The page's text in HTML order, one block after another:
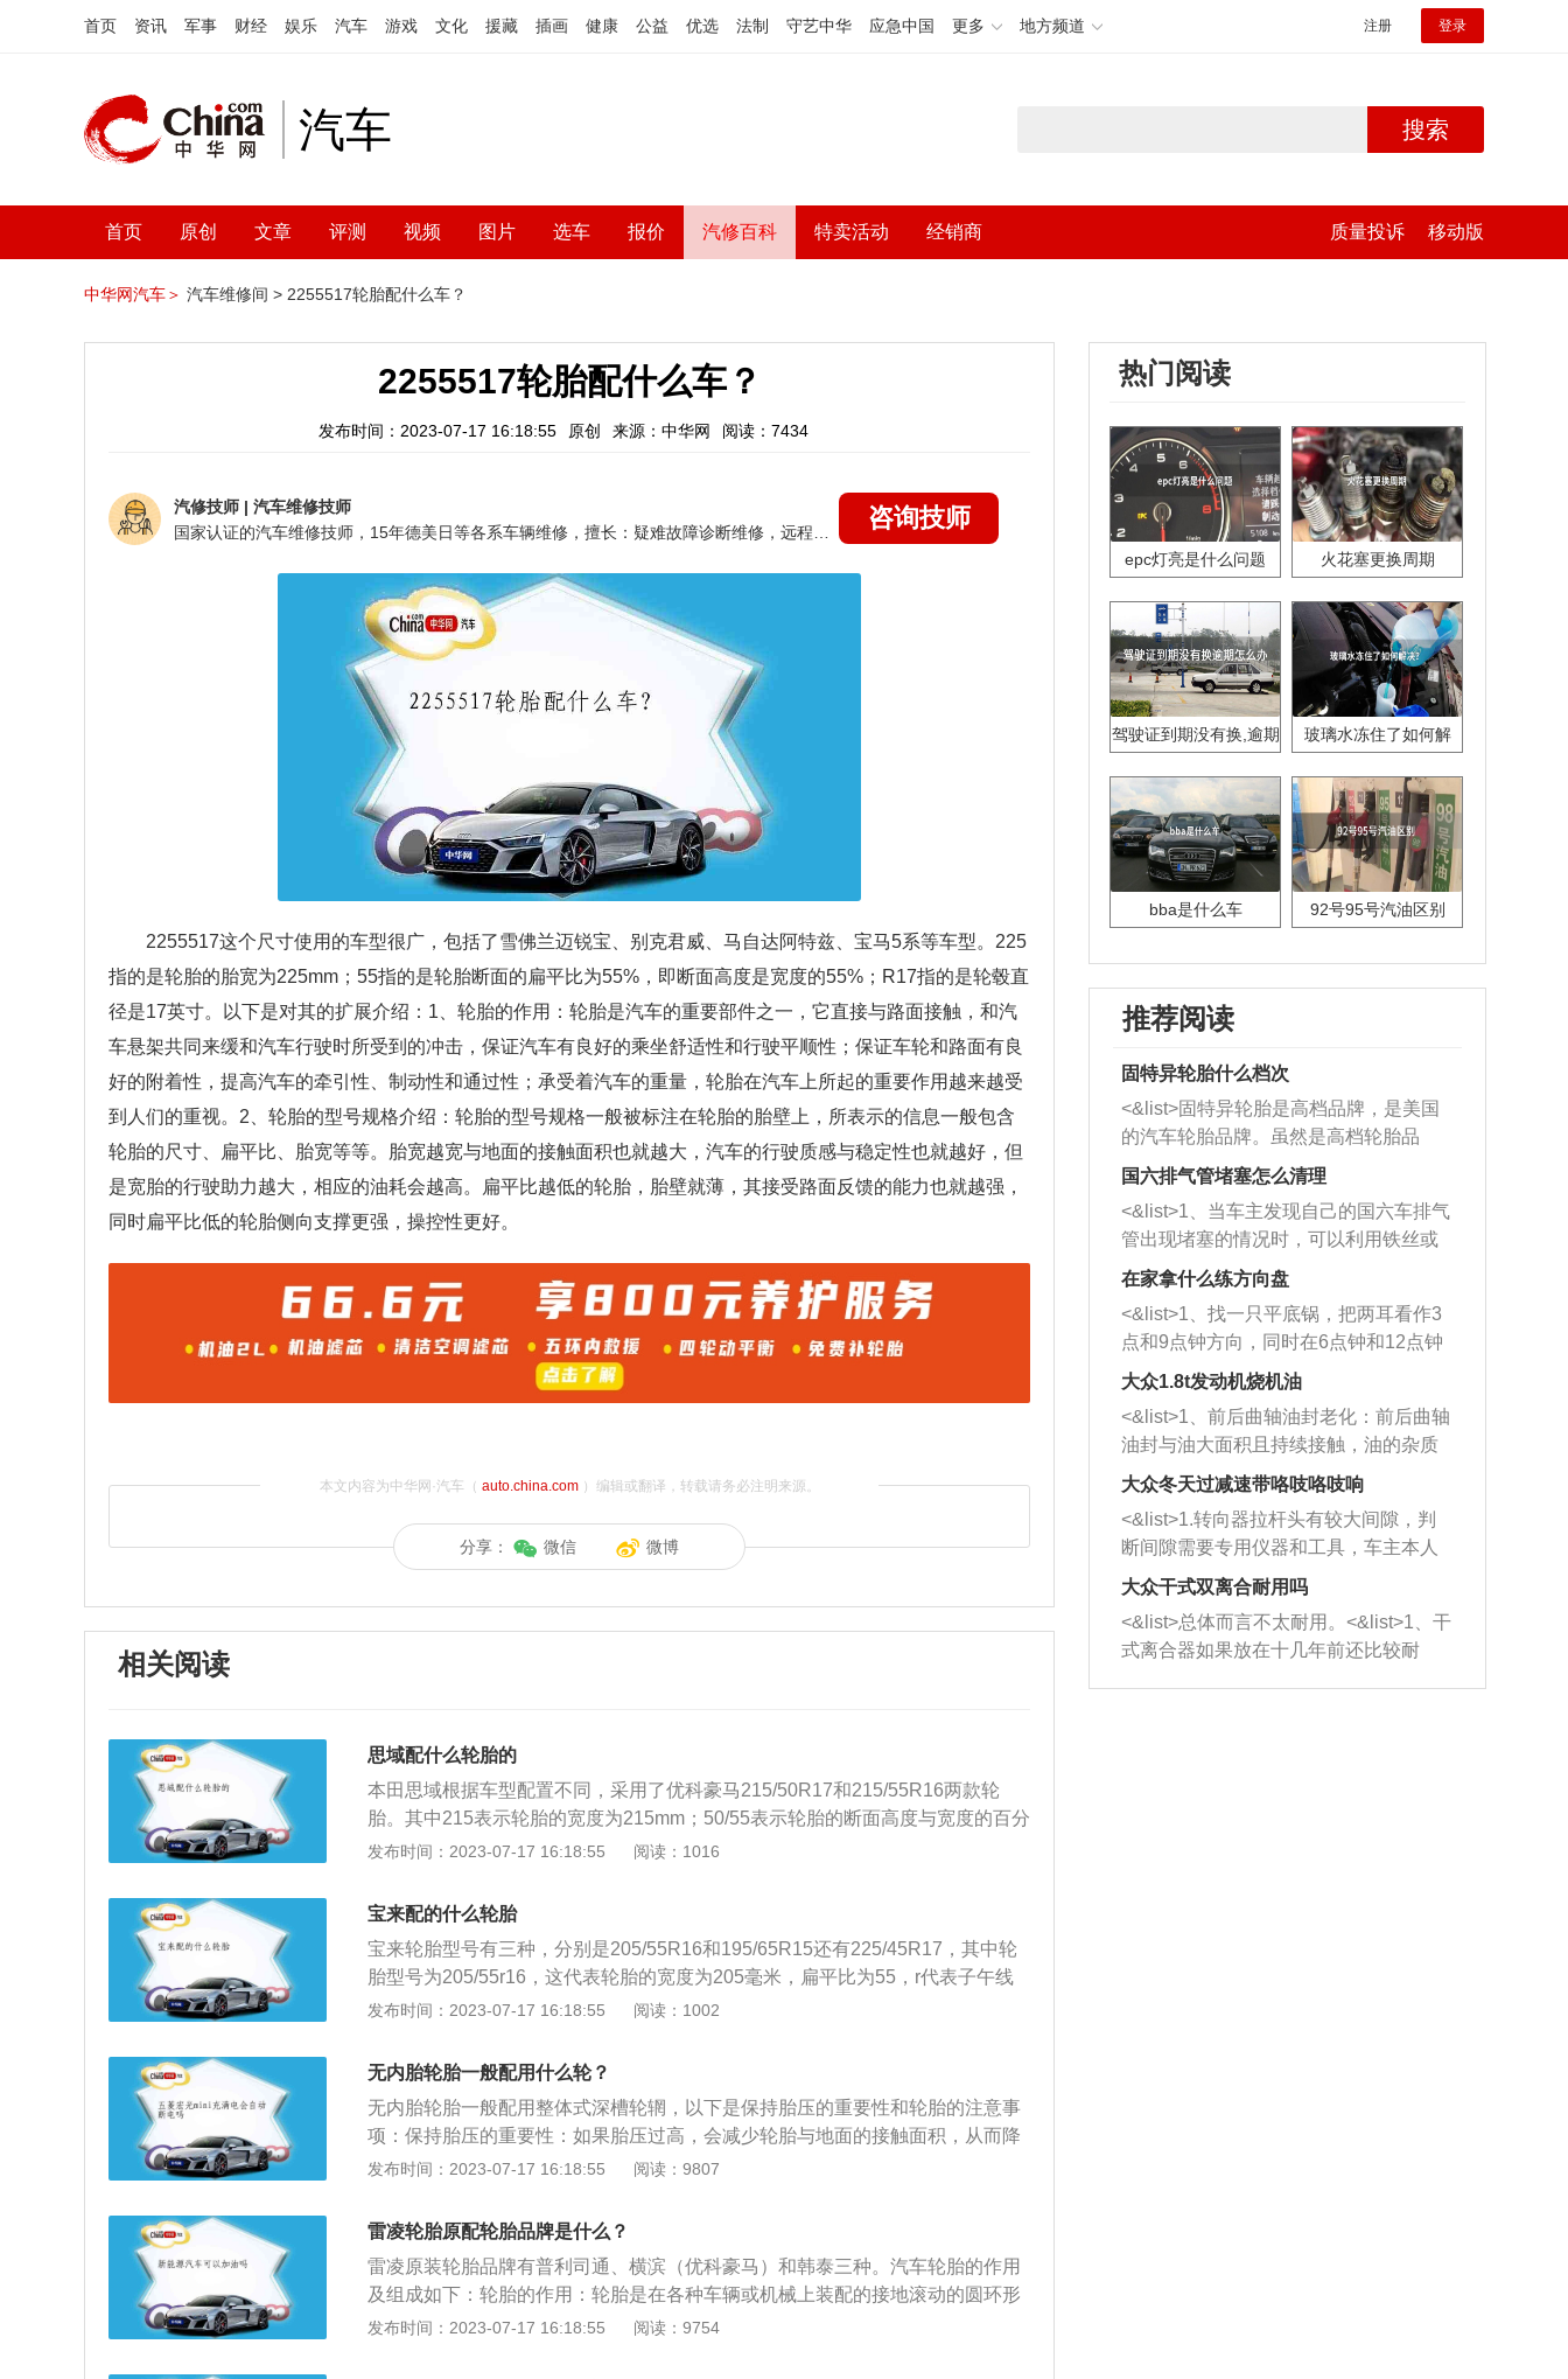
首页 资讯 军事 财经 娱乐 汽车 游戏 文化 援藏 插画 健康 公益 优选 法制 守艺中华 应急中国 更多 地方频道 注册 登录
汽车 搜索
首页 原创 文章 评测 视频 图片 选车 报价 汽修百科 特卖活动 经销商 质量投诉 移动版
中华网汽车＞ 汽车维修间 > 2255517轮胎配什么车？
2255517轮胎配什么车？
发布时间：2023-07-17 16:18:55 原创 来源：中华网 阅读：7434
汽修技师 | 汽车维修技师
咨询技师
2255517这个尺寸使用的车型很广，包括了雪佛兰迈锐宝、别克君威、马自达阿特兹、宝马5系等车型。225
指的是轮胎的胎宽为225mm；55指的是轮胎断面的扁平比为55%，即断面高度是宽度的55%；R17指的是轮毂直
径是17英寸。以下是对其的扩展介绍：1、轮胎的作用：轮胎是汽车的重要部件之一，它直接与路面接触，和汽
车悬架共同来缓和汽车行驶时所受到的冲击，保证汽车有良好的乘坐舒适性和行驶平顺性；保证车轮和路面有良
好的附着性，提高汽车的牵引性、制动性和通过性；承受着汽车的重量，轮胎在汽车上所起的重要作用越来越受
到人们的重视。2、轮胎的型号规格介绍：轮胎的型号规格一般被标注在轮胎的胎壁上，所表示的信息一般包含
轮胎的尺寸、扁平比、胎宽等等。胎宽越宽与地面的接触面积也就越大，汽车的行驶质感与稳定性也就越好，但
是宽胎的行驶助力越大，相应的油耗会越高。扁平比越低的轮胎，胎壁就薄，其接受路面反馈的能力也就越强，
同时扁平比低的轮胎侧向支撑更强，操控性更好。
本文内容为中华网·汽车（ auto.china.com）编辑或翻译，转载请务必注明来源。
分享： 微信 微博
相关阅读
思域配什么轮胎的
本田思域根据车型配置不同，采用了优科豪马215/50R17和215/55R16两款轮
胎。其中215表示轮胎的宽度为215mm；50/55表示轮胎的断面高度与宽度的百分
比为百分之50/百分之55，即轮胎的扁平比；R代表单词RADIAL，表示是子午轮
素。轮胎越宽，与地面的接触面积越大，相应增加了轮胎与地面的摩擦力。车辆
的动能转化为摩擦热能，损失的能量会增加。轮胎宽的话，开同样的距离会更容
易耗油。然而，任何事物都有其两面性。虽然油耗增加，但是宽胎的抓地力更
强，会带来更好的车身稳定性。扁平率是影响车辆对路面敏感度的主要因素。扁
平率越低，胎壁越薄，轮胎承受的压力越大。它对路面非常敏感，所以能迅速将
越高，胎壁越厚。虽然有足够的缓冲厚度，但是对路面的感觉较差，尤其是转弯
的时候，这种情况在一些以舒适著称的车型中比较常见。
发布时间：2023-07-17 16:18:55 阅读：1016
宝来配的什么轮胎
宝来轮胎型号有三种，分别是205/55R16和195/65R15还有225/45R17，其中轮
胎型号为205/55r16，这代表轮胎的宽度为205毫米，扁平比为55，r代表子午线
轮胎，16表示可以安装在16英寸的轮圈上，扁平比55的意思是轮胎的胎壁高度是
配车型的轮胎规格型号为195/65R15的轮胎，除了最低配其他车型配备的是多幅
条银色轮毂，轮胎规格型号为205/55R16，顶配车型可以选装多幅铝合金轮毂，
轮胎规格为225/45R17的锦湖轮胎。轮胎是汽车上最重要的组成部件之一，它的
作用主要有：支持车辆的全部重量，承受汽车的负荷，传送牵引和制动的扭力，
保证车轮与路面的附着力，减轻和吸收汽车在行驶时的震动和冲击力，防止汽车
证行驶的安全性、操纵稳定性、舒适性和节能经济性。除了原厂的韩泰和锦湖轮
胎，还可以更换普利司通、米其林、固特异、马牌等牌子的轮胎，普利司通的轮
胎性价比不错，静音方面做得不错，但是轮胎的侧壁比较薄，容易磨损，米其林
异的轮胎比较耐磨，但是胎噪会比较大，马牌的轮胎静音比较好，但是不怎么耐
发布时间：2023-07-17 16:18:55 阅读：1002
无内胎轮胎一般配用什么轮？
无内胎轮胎一般配用整体式深槽轮辋，以下是保持胎压的重要性和轮胎的注意事
项：保持胎压的重要性：如果胎压过高，会减少轮胎与地面的接触面积，从而降
低抓地力，导致机动性和稳定性下降。如果胎压过低，高速行驶时轮胎会发生波
轮胎属于橡胶制品，橡胶制品长期使用会老化，所以一定要定期更换轮胎。购买
轮胎时，一定要看生产日期。轮胎也有保质期，即使长期不用，也会老化。
发布时间：2023-07-17 16:18:55 阅读：9807
雷凌轮胎原配轮胎品牌是什么？
雷凌原装轮胎品牌有普利司通、横滨（优科豪马）和韩泰三种。汽车轮胎的作用
及组成如下：轮胎的作用：轮胎是在各种车辆或机械上装配的接地滚动的圆环形
弹性橡胶制品。通常安装在金属轮辋上，能支承车身，缓冲外界冲击，实现与路
发布时间：2023-07-17 16:18:55 阅读：9754
热门阅读
epc灯亮是什么问题 火花塞更换周期
驾驶证到期没有换,逾期
玻璃水冻住了如何解
bba是什么车 92号95号汽油区别
推荐阅读
固特异轮胎什么档次
<&list>固特异轮胎是高档品牌，是美国
的汽车轮胎品牌。虽然是高档轮胎品
牌，但是中高低端的轮胎都有生产，这
也是为了更好的开拓市场。
国六排气管堵塞怎么清理
<&list>1、当车主发现自己的国六车排气
管出现堵塞的情况时，可以利用铁丝或
者是细棍，直接将杂物给取出来，如果
堵塞情况比较严重，也可以采取应急措
施。 <&list>2、直接利用木棍将所有的
杂物推到排气管里面的位置处，然后将
三元催化器拆解开，就可以将堵塞的东
西取出来。但如果是因为积碳过多引起
的堵塞，就需要将三元催化器泡在草酸
洗剂对堵塞的情况得到解决，将清洗剂
放在燃油箱中，与燃油混合后，车辆启
动时，就可以和汽油一起进入到燃烧
室，最后形成废气排出，就可以让三元
催化器得到清洗，排气管堵塞的情况就
能够得到解决。
在家拿什么练方向盘
<&list>1、找一只平底锅，把两耳看作3
点和9点钟方向，同时在6点钟和12点钟
方向做一个标记。 <&list>2、双手握住
一圈半的练习，往右同样也要打相同的
圈数。 <&list>3、最后强调要反复练
习，这样就可以形成肌肉记忆，在真实
驾驶车辆时，不需要记忆也能打好方
向。
大众1.8t发动机烧机油
<&list>1、前后曲轴油封老化：前后曲轴
油封与油大面积且持续接触，油的杂质
和发动机内持续温度变化使其密封效果
逐渐减弱，导致渗油或漏油。<&list>2、
活塞间隙过大：积碳会使活塞环与缸体
的间隙扩大，导致机油流入燃烧室中，
造成烧机油。<&list>3、机油粘度。使用
机油粘度过小的话，同样会有烧机油现
象，机油粘度过小具有很好的流动性，
大众冬天过减速带咯吱咯吱响
<&list>1.转向器拉杆头有较大间隙，判
断间隙需要专用仪器和工具，车主本人
无法制作，需要将车辆送到修理厂或4s
店；<&list>2.车辆半轴套管防尘罩破
裂，破裂后会出现漏油现象，使半轴磨
损严重，磨损的半轴容易损坏，产生异
响；<&list>3.稳定器的转向胶套和球头
大众干式双离合耐用吗
<&list>总体而言不太耐用。<&list>1、干
式离合器如果放在十几年前还比较耐